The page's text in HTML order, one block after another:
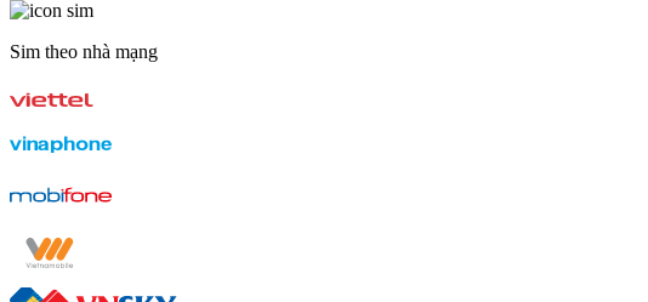
Sim theo nhà mạng